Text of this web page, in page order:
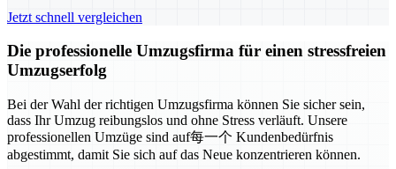
Jetzt schnell vergleichen
Die professionelle Umzugsfirma für einen stressfreien
Umzugserfolg
Bei der Wahl der richtigen Umzugsfirma können Sie sicher sein,
dass Ihr Umzug reibungslos und ohne Stress verläuft. Unsere
professionellen Umzüge sind auf每一个 Kundenbedürfnis
abgestimmt, damit Sie sich auf das Neue konzentrieren können.